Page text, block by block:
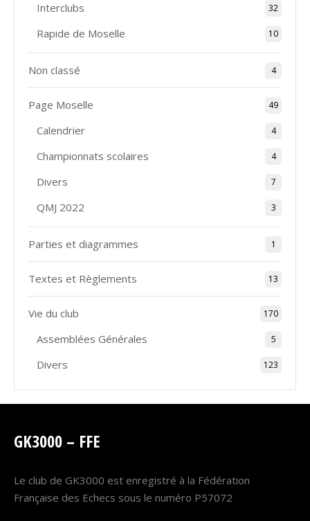
Interclubs 32
Rapide de Moselle 10
Non classé 4
Page Moselle 49
Calendrier 4
Championnats scolaires 4
Divers 7
QMJ 2022 3
Parties et diagrammes 1
Textes et Règlements 13
Vie du club 170
Assemblées Générales 5
Divers 123
GK3000 – FFE
Le club de GK3000 est enregistré à la Fédération
Française des Echecs sous le numéro P57072